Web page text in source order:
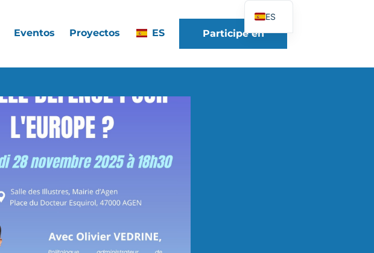
Eventos Proyectos ES Participe en
ES
FR